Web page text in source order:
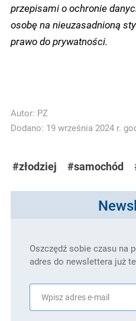
przepisami o ochronie
osobę na nieuzasadnioną
prawo do prywatności.
Autor: PZ
Dodano: 19 września 2024 r.
#złodziej #samochód
Oszczędź sobie czasu na
adres do newslettera już